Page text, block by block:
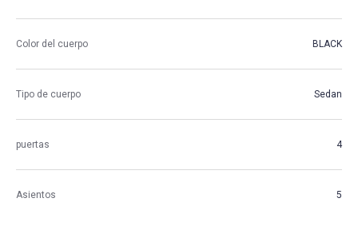
Color del cuerpo BLACK
Tipo de cuerpo Sedan
puertas 4
Asientos 5